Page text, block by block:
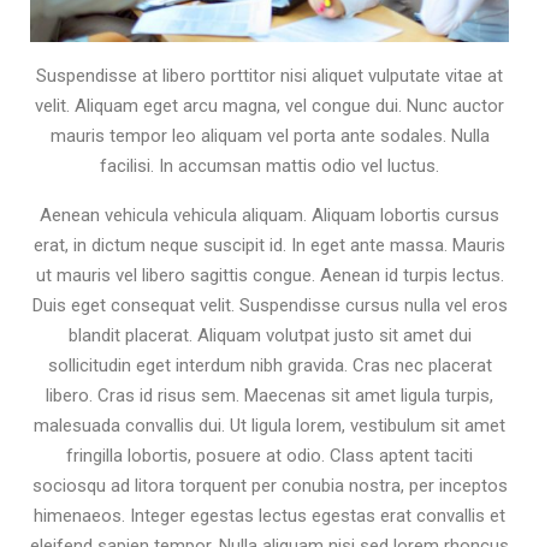
Suspendisse at libero porttitor nisi aliquet vulputate vitae at
velit. Aliquam eget arcu magna, vel congue dui. Nunc auctor
mauris tempor leo aliquam vel porta ante sodales. Nulla
facilisi. In accumsan mattis odio vel luctus.
Aenean vehicula vehicula aliquam. Aliquam lobortis cursus
erat, in dictum neque suscipit id. In eget ante massa. Mauris
ut mauris vel libero sagittis congue. Aenean id turpis lectus.
Duis eget consequat velit. Suspendisse cursus nulla vel eros
blandit placerat. Aliquam volutpat justo sit amet dui
sollicitudin eget interdum nibh gravida. Cras nec placerat
libero. Cras id risus sem. Maecenas sit amet ligula turpis,
malesuada convallis dui. Ut ligula lorem, vestibulum sit amet
fringilla lobortis, posuere at odio. Class aptent taciti
sociosqu ad litora torquent per conubia nostra, per inceptos
himenaeos. Integer egestas lectus egestas erat convallis et